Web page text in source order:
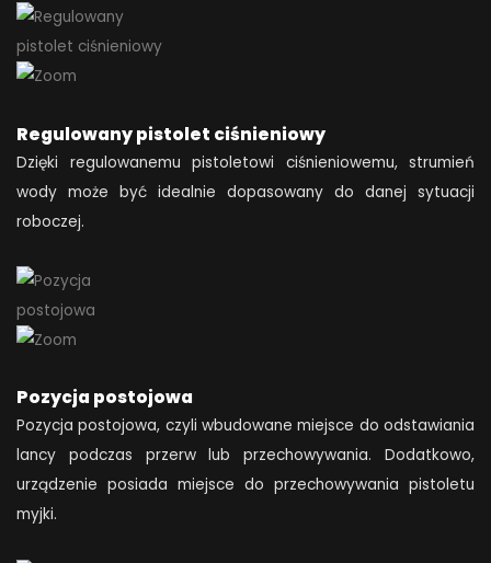
Regulowany pistolet ciśnieniowy
Dzięki regulowanemu pistoletowi ciśnieniowemu, strumień
wody może być idealnie dopasowany do danej sytuacji
roboczej.
Pozycja postojowa
Pozycja postojowa, czyli wbudowane miejsce do odstawiania
lancy podczas przerw lub przechowywania. Dodatkowo,
urządzenie posiada miejsce do przechowywania pistoletu
myjki.